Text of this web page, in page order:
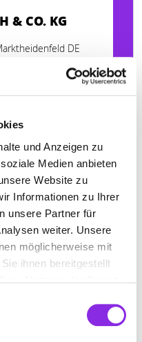
und Anzeigen zu
Medien anbieten
Website zu
Informationen zu Ihrer
unsere Partner für
weiter. Unsere
möglicherweise mit
ihnen bereitgestellt
& CO. KG
DE